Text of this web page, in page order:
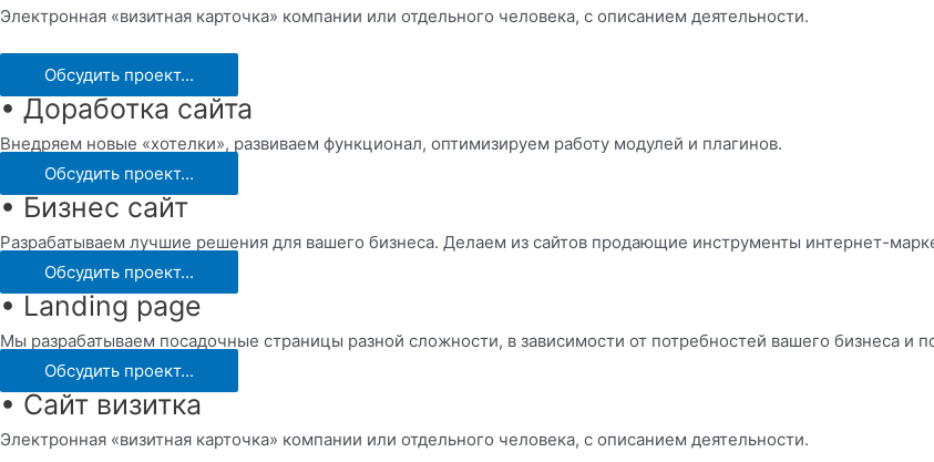
Электронная «визитная карточка» компании или отдельного человека, с описанием деятельности.
Обсудить проект...
• Доработка сайта
Внедряем новые «хотелки», развиваем функционал, оптимизируем работу модулей и плагинов.
Обсудить проект...
• Бизнес сайт
Разрабатываем лучшие решения для вашего бизнеса. Делаем из сайтов продающие инструменты интернет-
Обсудить проект...
• Landing page
Мы разрабатываем посадочные страницы разной сложности, в зависимости от потребностей вашего бизнеса и
Обсудить проект...
• Сайт визитка
Электронная «визитная карточка» компании или отдельного человека, с описанием деятельности.